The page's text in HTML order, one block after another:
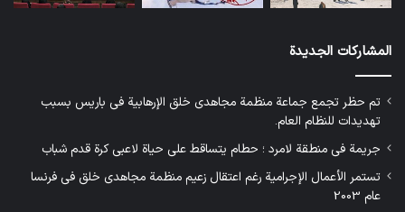
المشاركات الجديدة
تم حظر تجمع جماعة منظمة مجاهدي خلق الإرهابية في باريس بسبب
تهديدات للنظام العام.
جريمة في منطقة لامرد ؛ حطام يتساقط على حياة لاعبي كرة قدم شباب
تستمر الأعمال الإجرامية رغم اعتقال زعيم منظمة مجاهدي خلق في فرنسا
عام 2003